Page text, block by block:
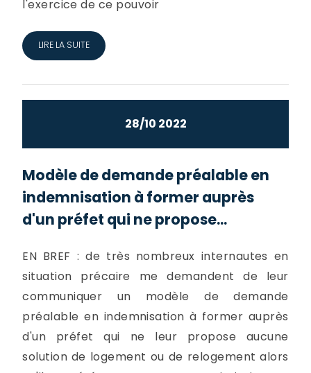
l'exercice de ce pouvoir
LIRE LA SUITE
28/10 2022
Modèle de demande préalable en
indemnisation à former auprès
d'un préfet qui ne propose...
EN BREF : de très nombreux internautes en
situation précaire me demandent de leur
communiquer un modèle de demande
préalable en indemnisation à former auprès
d'un préfet qui ne leur propose aucune
solution de logement ou de relogement alors